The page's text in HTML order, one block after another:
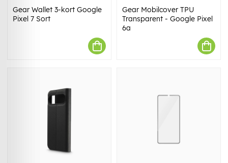
Gear Wallet 3-kort Google
Pixel 7 Sort
Gear Mobilcover TPU
Transparent - Google Pixel
6a